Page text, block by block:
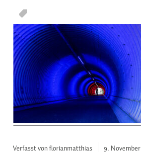
T
Verfasst von florianmatthias 9. November